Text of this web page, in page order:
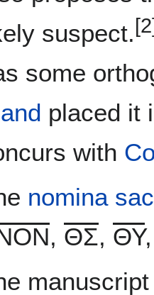
suspect.
some
placed it
with
nomina
, ΘΣ, ΘΥ